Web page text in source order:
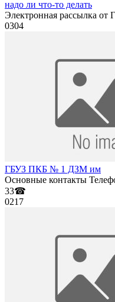
надо ли что-то делать
Электронная рассылка от
0304
ГБУЗ ПКБ № 1 ДЗМ им
Основные контакты
33☎
0217